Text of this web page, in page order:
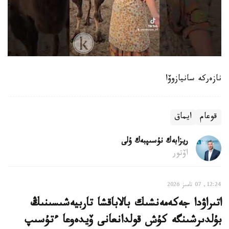
نازەركە سانيازوۆا
قوعام ايماق
ريزابەك نۇسىپبەك ۇلى
اۆتور
12:24, 07 تامىز 2026
اتىراۋدا جەكەمەنشىك بالاباقشا تاربيەشىسىنىڭ
بۇلدىرشىنگە كۇش قولدانعانى ۆيدەوعا ءتۇسىپ